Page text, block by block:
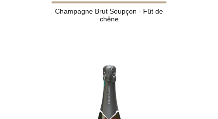
Champagne Brut Soupçon - Fût de
chêne